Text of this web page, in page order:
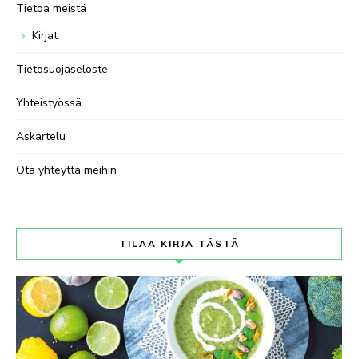
Tietoa meistä
Kirjat
Tietosuojaseloste
Yhteistyössä
Askartelu
Ota yhteyttä meihin
TILAA KIRJA TÄSTÄ